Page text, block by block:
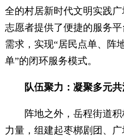
全的村居新时代文明实践
志愿者提供了便捷的服务
需求，实现“居民点单、阵
单”的闭环服务模式。
队伍聚力：凝聚多元
阵地之外，岳程街道积
力量，组建起枣梆剧团、